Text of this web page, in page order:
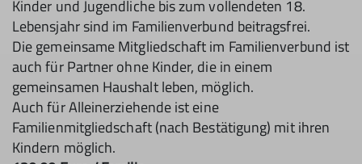
Kinder und Jugendliche bis zum vollendeten 18.
Lebensjahr sind im Familienverbund beitragsfrei.
Die gemeinsame Mitgliedschaft im Familienverbund ist
auch für Partner ohne Kinder, die in einem
gemeinsamen Haushalt leben, möglich.
Auch für Alleinerziehende ist eine
Familienmitgliedschaft (nach Bestätigung) mit ihren
Kindern möglich.